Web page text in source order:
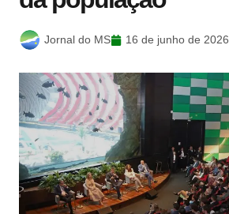
Jornal do MS 16 de junho de 2026.